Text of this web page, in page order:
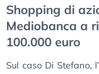
Shopping di
Mediobanca a
100.000 euro
Sul caso Di Stefano,